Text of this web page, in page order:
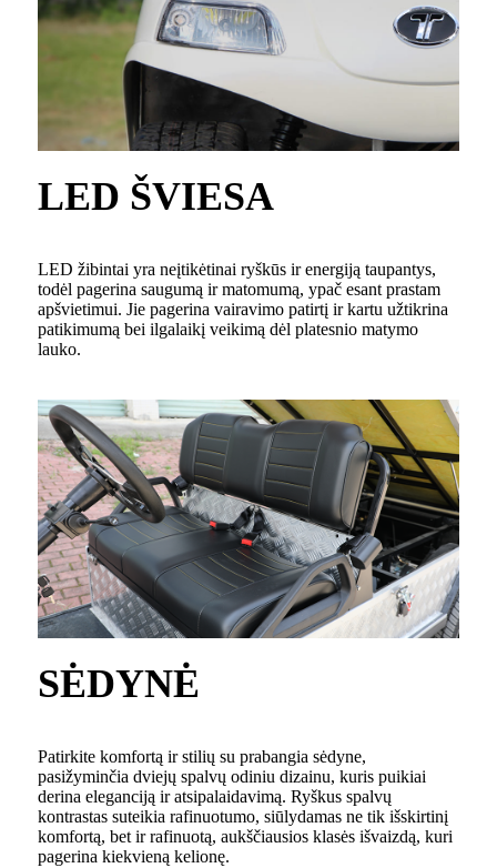
LED ŠVIESA
LED žibintai yra neįtikėtinai ryškūs ir energiją taupantys,
todėl pagerina saugumą ir matomumą, ypač esant prastam
apšvietimui. Jie pagerina vairavimo patirtį ir kartu užtikrina
patikimumą bei ilgalaikį veikimą dėl platesnio matymo
lauko.
SĖDYNĖ
Patirkite komfortą ir stilių su prabangia sėdyne,
pasižyminčia dviejų spalvų odiniu dizainu, kuris puikiai
derina eleganciją ir atsipalaidavimą. Ryškus spalvų
kontrastas suteikia rafinuotumo, siūlydamas ne tik išskirtinį
komfortą, bet ir rafinuotą, aukščiausios klasės išvaizdą, kuri
pagerina kiekvieną kelionę.